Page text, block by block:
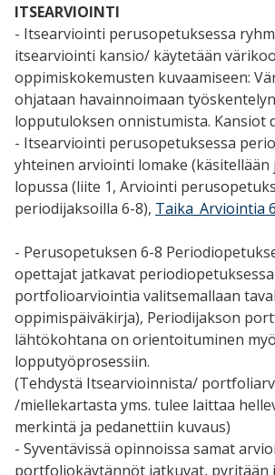
ITSEARVIOINTI
- Itsearviointi perusopetuksessa
itsearviointi kansio/ käytetään
oppimiskokemusten kuvaamiseen:
ohjataan havainnoimaan
lopputuloksen onnistumista. Kansiot
- Itsearviointi perusopetuksessa
yhteinen arviointi lomake
lopussa (liite 1, Arviointi
periodijaksoilla 6-8), Taika_Arviointia
- Perusopetuksen 6-8
opettajat jatkavat periodiopetuksessa
portfolioarviointia valitsemallaan
oppimispäiväkirja), Periodijakson
lähtökohtana on orientoituminen
lopputyöprosessiin.
(Tehdystä Itsearvioinnista/
/miellekartasta yms. tulee laittaa
merkintä ja pedanettiin kuvaus)
- Syventävissä opinnoissa samat
portfoliokäytännöt jatkuvat, pyritään